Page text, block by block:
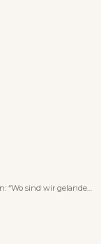
“Wo sind wir gelandet?“